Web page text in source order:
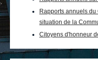
Rapports annuels
situation de la
Citoyens d'honneur